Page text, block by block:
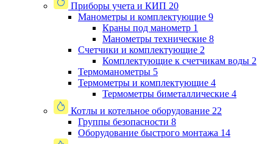
Приборы учета и КИП 20
Манометры и комплектующие 9
Краны под манометр 1
Манометры технические 8
Счетчики и комплектующие 2
Комплектующие к счетчикам воды 2
Термоманометры 5
Термометры и комплектующие 4
Термометры биметаллические 4
Котлы и котельное оборудование 22
Группы безопасности 8
Оборудование быстрого монтажа 14